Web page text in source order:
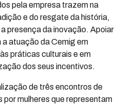
pela empresa trazem na
e do resgate da história,
presença da inovação. Apoiar
atuação da Cemig em
práticas culturais e em
dos seus incentivos.
de três encontros de
por mulheres que representam